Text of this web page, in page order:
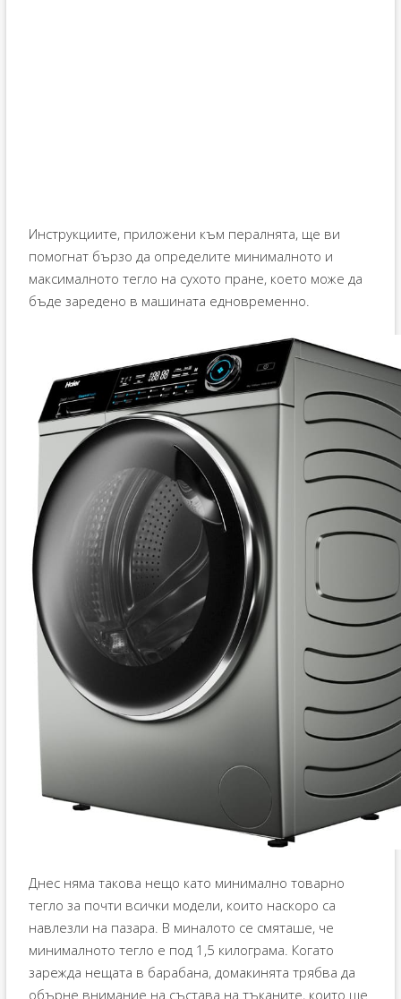
Инструкциите, приложени към пералнята, ще ви
помогнат бързо да определите минималното и
максималното тегло на сухото пране, което може да
бъде заредено в машината едновременно.
Днес няма такова нещо като минимално товарно
тегло за почти всички модели, които наскоро са
навлезли на пазара. В миналото се смяташе, че
минималното тегло е под 1,5 килограма. Когато
зарежда нещата в барабана, домакинята трябва да
обърне внимание на състава на тъканите, които ще